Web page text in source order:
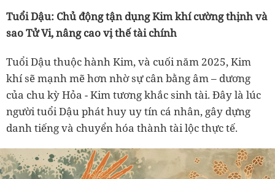
Tuổi Dậu: Chủ động tận dụng Kim khí cường thịnh và
sao Tử Vi, nâng cao vị thế tài chính
Tuổi Dậu thuộc hành Kim, và cuối năm 2025, Kim
khí sẽ mạnh mẽ hơn nhờ sự cân bằng âm – dương
của chu kỳ Hỏa - Kim tương khắc sinh tài. Đây là lúc
người tuổi Dậu phát huy uy tín cá nhân, gây dựng
danh tiếng và chuyển hóa thành tài lộc thực tế.